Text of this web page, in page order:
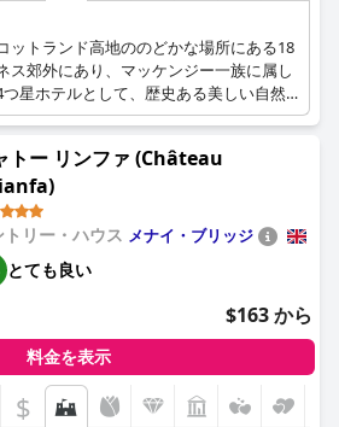
ットランド高地ののどかな場所にある18
ス郊外にあり、マッケンジー一族に属し
星ホテルとして、歴史ある美しい自然
提供するとともに、優れたサービスや10
客様全員に楽しんでいただいていま
トー リンファ (Château
トリー・ハウス メナイ・ブリッジ
とても良い
$163 から
料金を表示
$